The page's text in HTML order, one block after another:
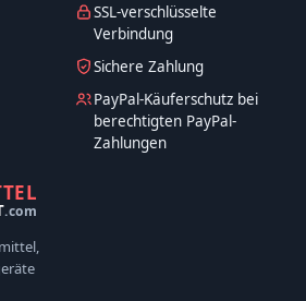
SSL-verschlüsselte
Verbindung
Sichere Zahlung
PayPal-Käuferschutz bei
berechtigten PayPal-
Zahlungen
.com